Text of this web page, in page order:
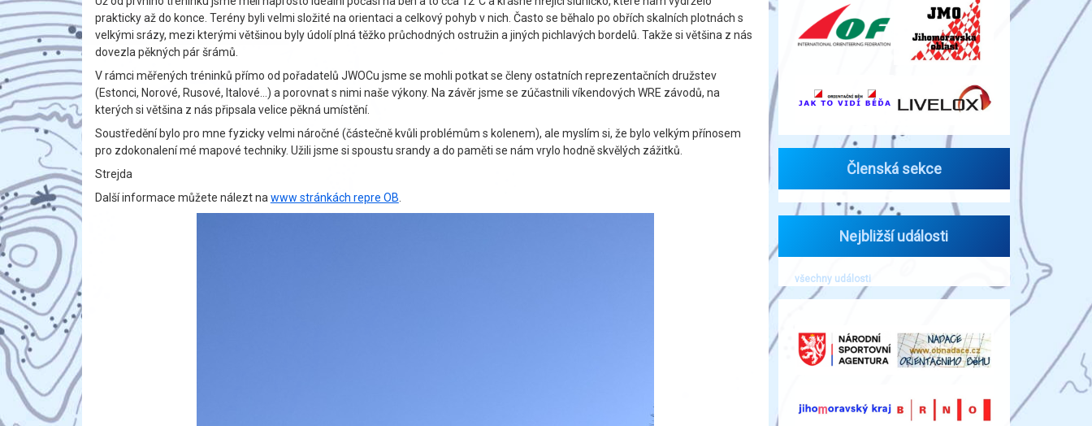
prakticky až do konce. Terény byli velmi složité na orientaci a celkový pohyb v nich. Často se běhalo po obřích skalních plotnách s
velkými srázy, mezi kterými většinou byly údolí plná těžko průchodných ostružin a jiných pichlavých bordelů. Takže si většina z nás
dovezla pěkných pár šrámů.
V rámci měřených tréninků přímo od pořadatelů JWOCu jsme se mohli potkat se členy ostatních reprezentačních družstev
(Estonci, Norové, Rusové, Italové…) a porovnat s nimi naše výkony. Na závěr jsme se zúčastnili víkendových WRE závodů, na
kterých si většina z nás připsala velice pěkná umístění.
Soustředění bylo pro mne fyzicky velmi náročné (částečně kvůli problémům s kolenem), ale myslím si, že bylo velkým přínosem
pro zdokonalení mé mapové techniky. Užili jsme si spoustu srandy a do paměti se nám vrylo hodně skvělých zážitků.
Strejda
Další informace můžete nálezt na www stránkách repre OB
Členská sekce
Nejbližší události
všechny události